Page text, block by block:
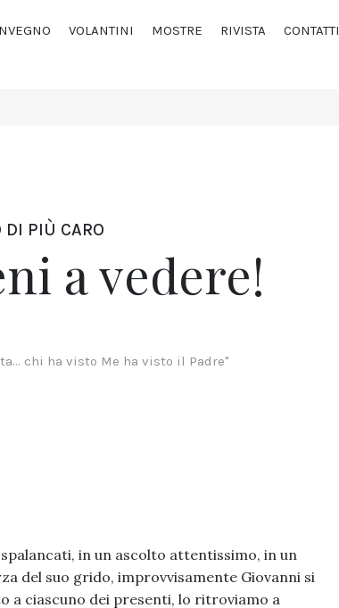
VOLANTINI MOSTRE RIVISTA CONTATTI
DI PIÙ CARO
a vedere!
chi ha visto Me ha visto il Padre"
in un ascolto attentissimo, in un
del suo grido, improvvisamente Giovanni si
a ciascuno dei presenti, lo ritroviamo a